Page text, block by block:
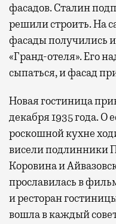
фасадов. Сталин
решили строить. На
фасады получились
«Гранд-отеля». Его
сыпаться, и фасад
Новая гостиница
декабря 1935 года. О
роскошной кухне
висели подлинники
Коровина и
прославилась в
и ресторан
вошла в каждый